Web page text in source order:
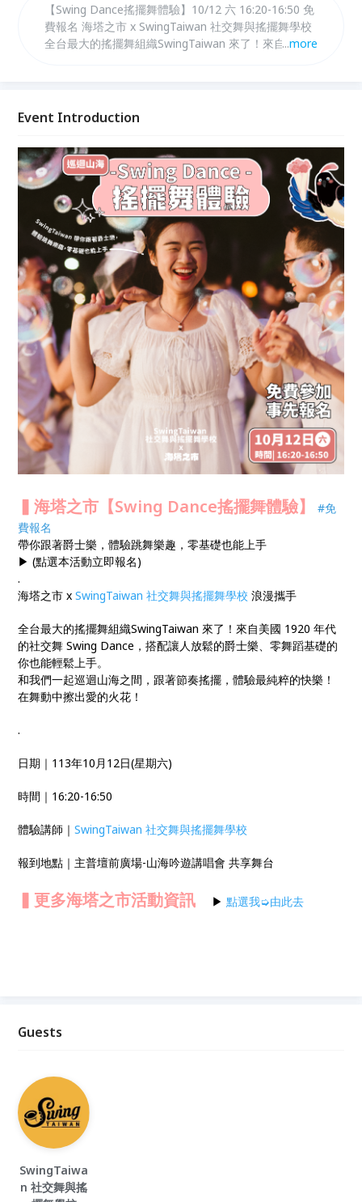
【Swing Dance搖擺舞體驗】10/12 六 16:20-16:50 免
費報名 海塔之市 x SwingTaiwan 社交舞與搖擺舞學校
全台最大的搖擺舞組織SwingTaiwan 來了！來自美國
動中擦出愛的火花！
...more
Event Introduction
▍海塔之市【Swing Dance搖擺舞體驗】
#免
費報名
帶你跟著爵士樂，體驗跳舞樂趣，零基礎也能上手
▶ (點選本活動立即報名)
.
海塔之市 xSwingTaiwan 社交舞與搖擺舞學校 浪漫攜手
全台最大的搖擺舞組織SwingTaiwan 來了！來自美國 1920 年代
的社交舞 Swing Dance，搭配讓人放鬆的爵士樂、零舞蹈基礎的
你也能輕鬆上手。
和我們一起巡迴山海之間，跟著節奏搖擺，體驗最純粹的快樂！
在舞動中擦出愛的火花！
.
日期｜113年10月12日(星期六)
時間｜16:20-16:50
體驗講師｜SwingTaiwan 社交舞與搖擺舞學校
報到地點｜主普壇前廣場-山海吟遊講唱會 共享舞台
▍更多海塔之市活動資訊 ▶點選我➭由此去
Guests
SwingTaiwa
n 社交舞與搖